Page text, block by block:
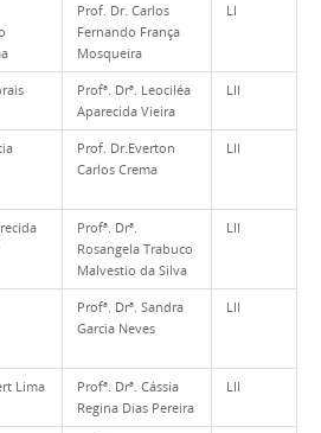
Prof. Dr. Carlos
Fernando França
Mosqueira
LI
Profª. Drª. Leociléa
Aparecida Vieira
LII
Prof. Dr.Everton
Carlos Crema
LII
Profª. Drª.
Rosangela Trabuco
Malvestio da Silva
LII
Profª. Drª. Sandra
Garcia Neves
LII
Lima
Profª. Drª. Cássia
Regina Dias Pereira
LII